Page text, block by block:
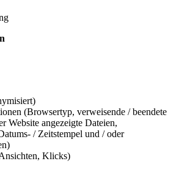
(Browsertyp, verweisende / beendete
Website angezeigte Dateien,
/ Zeitstempel und / oder
Klicks)